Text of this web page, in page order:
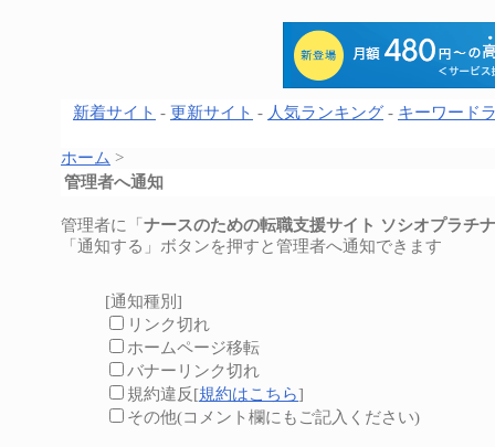
新着サイト - 更新サイト - 人気ランキング - キーワード
ホーム >
管理者へ通知
管理者に「ナースのための転職支援サイト ソシオプラチ
「通知する」ボタンを押すと管理者へ通知できます
[通知種別]
リンク切れ
ホームページ移転
バナーリンク切れ
規約違反[規約はこちら]
その他(コメント欄にもご記入ください)